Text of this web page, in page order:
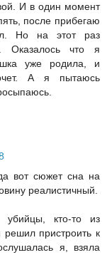
И в один момент
после прибегаю
Но на этот раз
Оказалось что я
уже родила, и
А я пытаюсь
вот сюжет сна на
реалистичный.
кто-то из
пристроить к
я, взяла